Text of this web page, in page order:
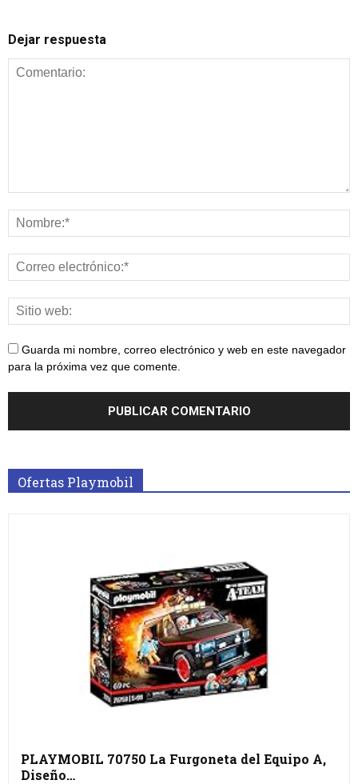
Dejar respuesta
Guarda mi nombre, correo electrónico y web en este navegador
para la próxima vez que comente.
Ofertas Playmobil
PLAYMOBIL 70750 La Furgoneta del Equipo A,
Diseño…